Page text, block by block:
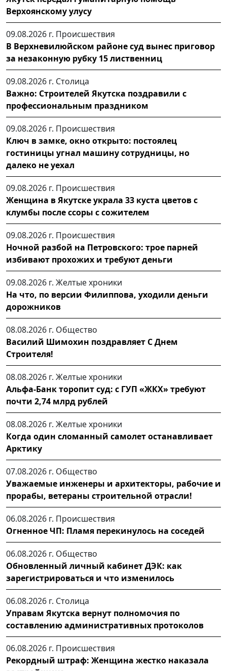
Верхоянскому улусу
09.08.2026 г. Происшествия
В Верхневилюйском районе суд вынес приговор
за незаконную рубку 15 лиственниц
09.08.2026 г. Столица
Важно: Строителей Якутска поздравили с
профессиональным праздником
09.08.2026 г. Происшествия
Ключ в замке, окно открыто: постоялец
гостиницы угнал машину сотрудницы, но
далеко не уехал
09.08.2026 г. Происшествия
Женщина в Якутске украла 33 куста цветов с
клумбы после ссоры с сожителем
09.08.2026 г. Происшествия
Ночной разбой на Петровского: трое парней
избивают прохожих и требуют деньги
09.08.2026 г. Желтые хроники
На что, по версии Филиппова, уходили деньги
дорожников
08.08.2026 г. Общество
Василий Шимохин поздравляет С Днем
Строителя!
08.08.2026 г. Желтые хроники
Альфа-Банк торопит суд: с ГУП «ЖКХ» требуют
почти 2,74 млрд рублей
08.08.2026 г. Желтые хроники
Когда один сломанный самолет останавливает
Арктику
07.08.2026 г. Общество
Уважаемые инженеры и архитекторы, рабочие и
прорабы, ветераны строительной отрасли!
06.08.2026 г. Происшествия
Огненное ЧП: Пламя перекинулось на соседей
06.08.2026 г. Общество
Обновленный личный кабинет ДЭК: как
зарегистрироваться и что изменилось
06.08.2026 г. Столица
Управам Якутска вернут полномочия по
составлению административных протоколов
06.08.2026 г. Происшествия
Рекордный штраф: Женщина жестко наказала